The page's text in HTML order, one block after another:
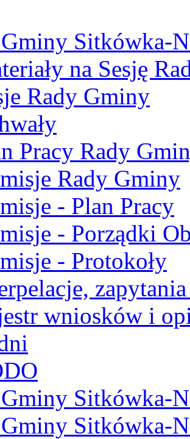
Gminy Sitkówka-
na Sesję
Rady Gminy
Pracy Rady
Rady Gminy
- Plan Pracy
- Porządki
- Protokoły
wniosków i
Gminy Sitkówka-
Gminy Sitkówka-